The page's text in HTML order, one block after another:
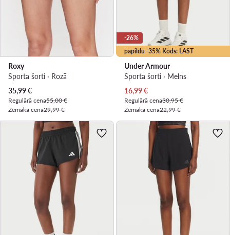
Roxy
Sporta šorti · Rozā
Pašreizējā cena
35,99€
Regulārā cena55,00 €
Zemākā cena29,99 €
papildu -35% Kods: LAST
-26%
Under Armour
Sporta šorti · Melns
Pašreizējā cena
16,99€
Regulārā cena30,95 €
Zemākā cena22,99 €